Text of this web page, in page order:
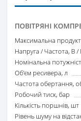
ПОВІТРЯНІ
Максимальна
Напруга / Частота, В /
Номінальна
Об'єм ресивера, л
Частота обертання,
Робочий тиск, бар
Кількість поршнів, шт
Рівень шуму на